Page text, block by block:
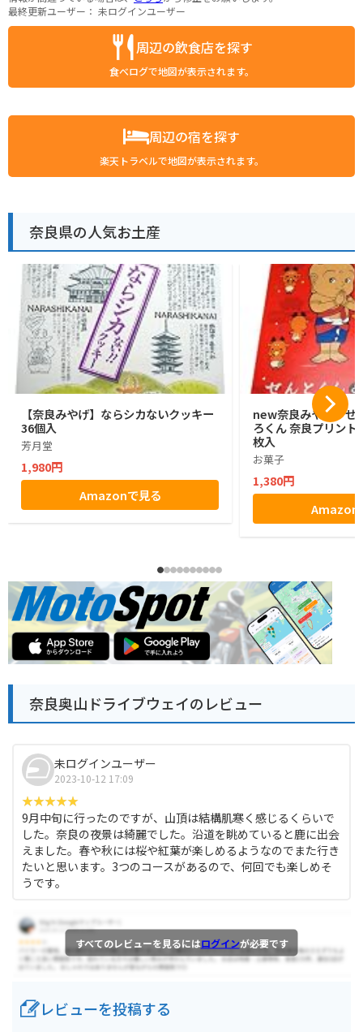
最終更新ユーザー： 未ログインユーザー
周辺の飲食店を探す
食べログで地図が表示されます。
周辺の宿を探す
楽天トラベルで地図が表示されます。
奈良県の人気お土産
【奈良みやげ】ならシカないクッキー
36個入
芳月堂
1,980円
Amazonで見る
new奈良みやげ せ
ろくん 奈良プリン
枚入
お菓子
1,380円
Amazon
奈良奥山ドライブウェイのレビュー
未ログインユーザー
2023-10-12 17:09
9月中旬に行ったのですが、山頂は結構肌寒く感じるくらいで
した。奈良の夜景は綺麗でした。沿道を眺めていると鹿に出会
えました。春や秋には桜や紅葉が楽しめるようなのでまた行き
たいと思います。3つのコースがあるので、何回でも楽しめそ
うです。
すべてのレビューを見るにはログインが必要です
レビューを投稿する